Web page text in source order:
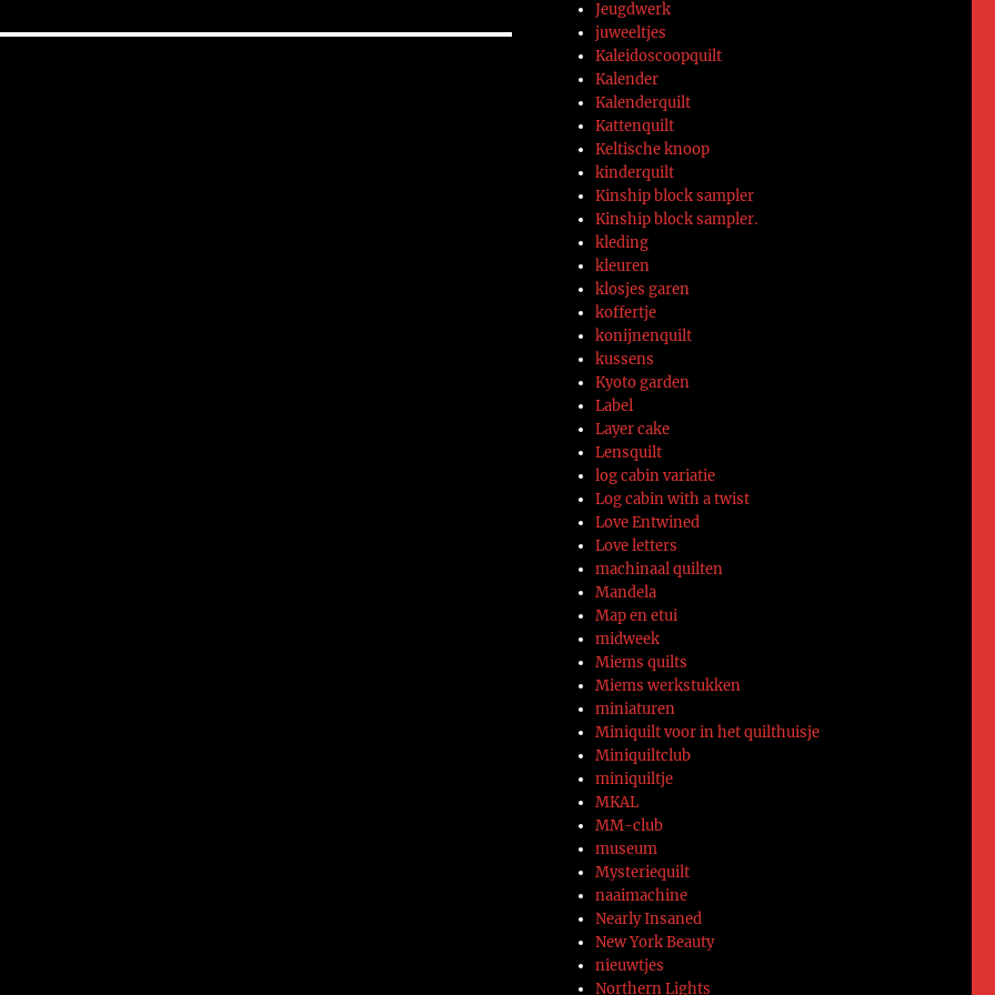
Jeugdwerk
juweeltjes
Kaleidoscoopquilt
Kalender
Kalenderquilt
Kattenquilt
Keltische knoop
kinderquilt
Kinship block sampler
Kinship block sampler.
kleding
kleuren
klosjes garen
koffertje
konijnenquilt
kussens
Kyoto garden
Label
Layer cake
Lensquilt
log cabin variatie
Log cabin with a twist
Love Entwined
Love letters
machinaal quilten
Mandela
Map en etui
midweek
Miems quilts
Miems werkstukken
miniaturen
Miniquilt voor in het quilthuisje
Miniquiltclub
miniquiltje
MKAL
MM-club
museum
Mysteriequilt
naaimachine
Nearly Insaned
New York Beauty
nieuwtjes
Northern Lights